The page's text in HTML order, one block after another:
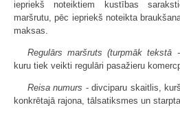
iepriekš noteiktiem kustības
maršrutu, pēc iepriekš noteikta
maksas.
Regulārs maršruts (turpmāk tekstā
kuru tiek veikti regulāri pasažieru
Reisa numurs - divciparu skaitlis,
konkrētajā rajona, tālsatiksmes un